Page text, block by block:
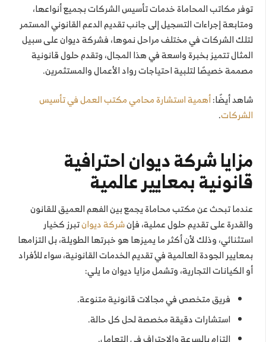
توفر مكاتب المحاماة خدمات تأسيس الشركات بجميع أنواعها،
ومتابعة إجراءات التسجيل إلى جانب تقديم الدعم القانوني المستمر
لتلك الشركات في مختلف مراحل نموها، فشركة ديوان على سبيل
المثال تتميز بخبرة واسعة في هذا المجال، وتقدم حلول قانونية
مصممة خصيصًا لتلبية احتياجات رواد الأعمال والمستثمرين.
شاهد أيضًا:أهمية استشارة محامي مكتب العمل في تأسيس
الشركات.
مزايا شركة ديوان احترافية
قانونية بمعايير عالمية
عندما تبحث عن مكتب محاماة يجمع بين الفهم العميق للقانون
والقدرة على تقديم حلول عملية، فإنشركة ديوانتبرز كخيار
استثنائي، وذلك لأن أكثر ما يميزها هو خبرتها الطويلة، بل التزامها
بمعايير الجودة العالمية في تقديم الخدمات القانونية، سواء للأفراد
أو الكيانات التجارية، وتشمل مزايا ديوان ما يلي:
فريق متخصص في مجالات قانونية متنوعة.
استشارات دقيقة مخصصة لحل كل حالة.
التزام بالسرعة والاحتراف في التعامل.